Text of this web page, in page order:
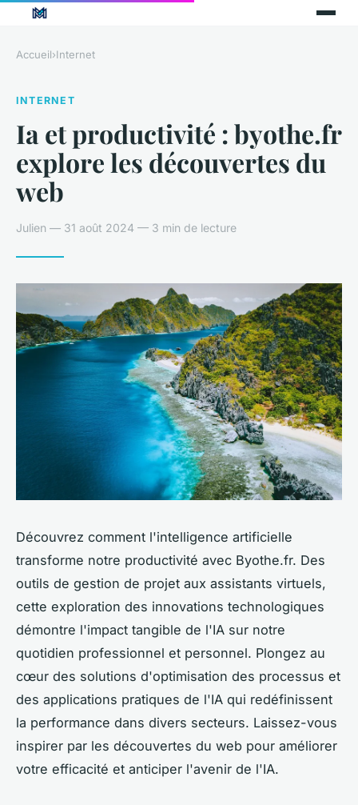
Accueil›Internet
INTERNET
Ia et productivité : byothe.fr
explore les découvertes du
web
Julien — 31 août 2024 — 3 min de lecture
Découvrez comment l'intelligence artificielle
transforme notre productivité avec Byothe.fr. Des
outils de gestion de projet aux assistants virtuels,
cette exploration des innovations technologiques
démontre l'impact tangible de l'IA sur notre
quotidien professionnel et personnel. Plongez au
cœur des solutions d'optimisation des processus et
des applications pratiques de l'IA qui redéfinissent
la performance dans divers secteurs. Laissez-vous
inspirer par les découvertes du web pour améliorer
votre efficacité et anticiper l'avenir de l'IA.